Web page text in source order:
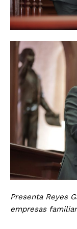
Presenta Reyes
empresas